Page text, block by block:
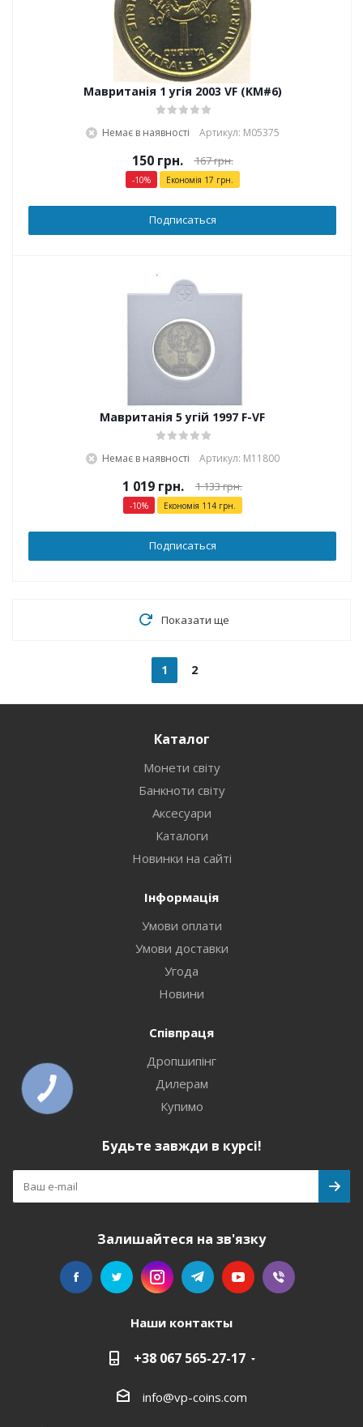
Мавританія 1 угія 2003 VF (KM#6)
Немає в наявності Артикул: М05375
150грн. 167грн.
-10% Економія 17 грн.
Подписаться
Мавританія 5 угій 1997 F-VF
Немає в наявності Артикул: М11800
1 019 грн. 1 133грн.
-10% Економія 114грн.
Подписаться
Показати ще
1 2
Каталог
Монети світу
Банкноти світу
Аксесуари
Каталоги
Новинки на сайті
Інформація
Умови оплати
Умови доставки
Угода
Новини
Співпраця
Дропшипінг
Дилерам
Купимо
Будьте завжди в курсі!
Залишайтеся на зв'язку
Наши контакты
+38 067 565-27-17
info@vp-coins.com